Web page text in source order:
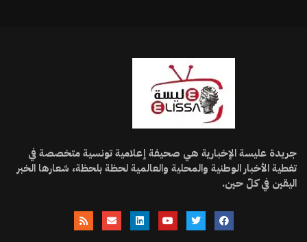
جريدة عليسة الإخبارية هي صحيفة إعلامية تونسية متخصصة في
تغطية الأخبار الوطنية والمحلية والعالمية لحظة بلحظة، شعارها الخبر
اليقين في كلّ حين.